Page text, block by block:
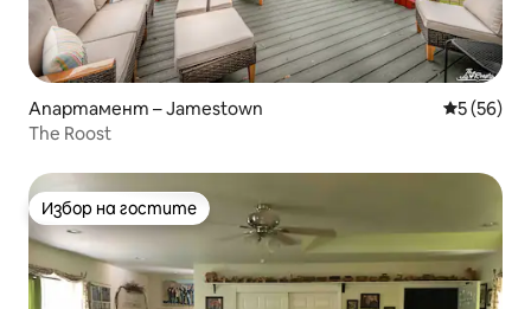
Апартамент – Jamestown Средна
5 (56)
The Roost
Избор на гостите
Избор на гостите